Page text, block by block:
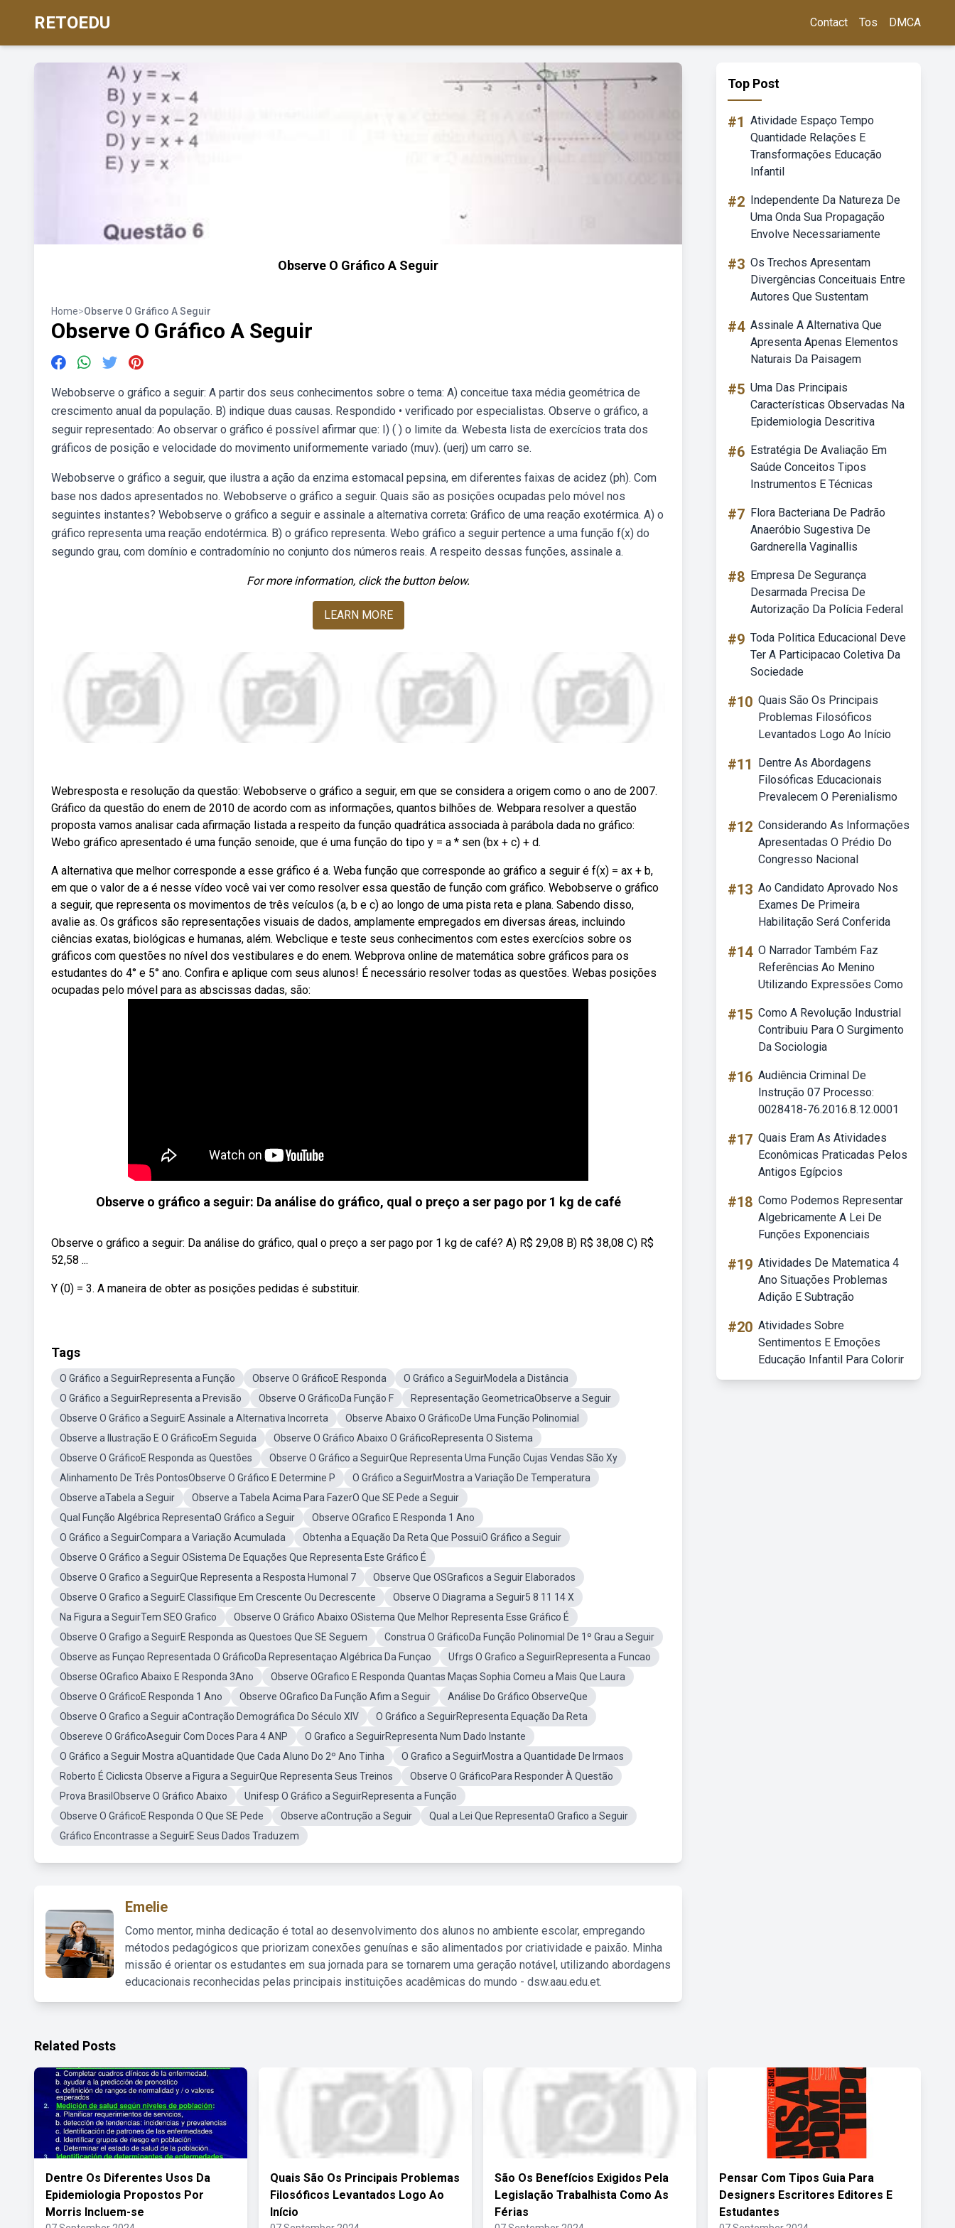
RETOEDU Contact Tos DMCA
Observe O Gráfico A Seguir
Home>Observe O Gráfico A Seguir
Observe O Gráfico A Seguir
Webobserve o gráfico a seguir: A partir dos seus conhecimentos sobre o tema: A) conceitue taxa média geométrica de
crescimento anual da população. B) indique duas causas. Respondido • verificado por especialistas. Observe o gráfico, a
seguir representado: Ao observar o gráfico é possível afirmar que: I) ( ) o limite da. Webesta lista de exercícios trata dos
gráficos de posição e velocidade do movimento uniformemente variado (muv). (uerj) um carro se.
Webobserve o gráfico a seguir, que ilustra a ação da enzima estomacal pepsina, em diferentes faixas de acidez (ph). Com
base nos dados apresentados no. Webobserve o gráfico a seguir. Quais são as posições ocupadas pelo móvel nos
seguintes instantes? Webobserve o gráfico a seguir e assinale a alternativa correta: Gráfico de uma reação exotérmica. A) o
gráfico representa uma reação endotérmica. B) o gráfico representa. Webo gráfico a seguir pertence a uma função f(x) do
segundo grau, com domínio e contradomínio no conjunto dos números reais. A respeito dessas funções, assinale a.
For more information, click the button below.
LEARN MORE
Webresposta e resolução da questão: Webobserve o gráfico a seguir, em que se considera a origem como o ano de 2007.
Gráfico da questão do enem de 2010 de acordo com as informações, quantos bilhões de. Webpara resolver a questão
proposta vamos analisar cada afirmação listada a respeito da função quadrática associada à parábola dada no gráfico:
Webo gráfico apresentado é uma função senoide, que é uma função do tipo y = a * sen (bx + c) + d.
A alternativa que melhor corresponde a esse gráfico é a. Weba função que corresponde ao gráfico a seguir é f(x) = ax + b,
em que o valor de a é nesse vídeo você vai ver como resolver essa questão de função com gráfico. Webobserve o gráfico
a seguir, que representa os movimentos de três veículos (a, b e c) ao longo de uma pista reta e plana. Sabendo disso,
avalie as. Os gráficos são representações visuais de dados, amplamente empregados em diversas áreas, incluindo
ciências exatas, biológicas e humanas, além. Webclique e teste seus conhecimentos com estes exercícios sobre os
gráficos com questões no nível dos vestibulares e do enem. Webprova online de matemática sobre gráficos para os
estudantes do 4° e 5° ano. Confira e aplique com seus alunos! É necessário resolver todas as questões. Webas posições
ocupadas pelo móvel para as abscissas dadas, são:
Observe o gráfico a seguir: Da análise do gráfico, qual o preço a ser pago por 1 kg de café
Observe o gráfico a seguir: Da análise do gráfico, qual o preço a ser pago por 1 kg de café? A) R$ 29,08 B) R$ 38,08 C) R$
52,58 ...
Y (0) = 3. A maneira de obter as posições pedidas é substituir.
Tags
O Gráfico a SeguirRepresenta a Função Observe O GráficoE Responda
O Gráfico a SeguirModela a Distância
O Gráfico a SeguirRepresenta a Previsão
Observe O GráficoDa Função F
Representação GeometricaObserve a Seguir
Observe O Gráfico a SeguirE Assinale a Alternativa Incorreta
Observe Abaixo O GráficoDe Uma Função Polinomial
Observe a Ilustração E O GráficoEm Seguida
Observe O Gráfico Abaixo O GráficoRepresenta O Sistema
Observe O GráficoE Responda as Questões
Observe O Gráfico a SeguirQue Representa Uma Função Cujas Vendas São Xy
Alinhamento De Três PontosObserve O Gráfico E Determine P
O Gráfico a SeguirMostra a Variação De Temperatura
Observe aTabela a Seguir
Observe a Tabela Acima Para FazerO Que SE Pede a Seguir
Qual Função Algébrica RepresentaO Gráfico a Seguir
Observe OGrafico E Responda 1 Ano
O Gráfico a SeguirCompara a Variação Acumulada
Obtenha a Equação Da Reta Que PossuiO Gráfico a Seguir
Observe O Gráfico a Seguir OSistema De Equações Que Representa Este Gráfico É
Observe O Grafico a SeguirQue Representa a Resposta Humonal 7
Observe Que OSGraficos a Seguir Elaborados
Observe O Grafico a SeguirE Classifique Em Crescente Ou Decrescente
Observe O Diagrama a Seguir5 8 11 14 X
Na Figura a SeguirTem SEO Grafico
Observe O Gráfico Abaixo OSistema Que Melhor Representa Esse Gráfico É
Observe O Grafigo a SeguirE Responda as Questoes Que SE Seguem
Construa O GráficoDa Função Polinomial De 1º Grau a Seguir
Observe as Funçao Representada O GráficoDa Representaçao Algébrica Da Funçao
Ufrgs O Grafico a SeguirRepresenta a Funcao
Obserse OGrafico Abaixo E Responda 3Ano
Observe OGrafico E Responda Quantas Maças Sophia Comeu a Mais Que Laura
Observe O GráficoE Responda 1 Ano
Observe OGrafico Da Função Afim a Seguir
Análise Do Gráfico ObserveQue
Observe O Grafico a Seguir aContração Demográfica Do Século XIV
O Gráfico a SeguirRepresenta Equação Da Reta
Obsereve O GráficoAseguir Com Doces Para 4 ANP
O Grafico a SeguirRepresenta Num Dado Instante
O Gráfico a Seguir Mostra aQuantidade Que Cada Aluno Do 2º Ano Tinha
O Grafico a SeguirMostra a Quantidade De Irmaos
Roberto É Ciclicsta Observe a Figura a SeguirQue Representa Seus Treinos
Observe O GráficoPara Responder À Questão
Prova BrasilObserve O Gráfico Abaixo
Unifesp O Gráfico a SeguirRepresenta a Função
Observe O GráficoE Responda O Que SE Pede
Observe aContrução a Seguir
Qual a Lei Que RepresentaO Grafico a Seguir
Gráfico Encontrasse a SeguirE Seus Dados Traduzem
Emelie
Como mentor, minha dedicação é total ao desenvolvimento dos alunos no ambiente escolar, empregando
métodos pedagógicos que priorizam conexões genuínas e são alimentados por criatividade e paixão. Minha
missão é orientar os estudantes em sua jornada para se tornarem uma geração notável, utilizando abordagens
educacionais reconhecidas pelas principais instituições acadêmicas do mundo - dsw.aau.edu.et.
Top Post
#1 Atividade Espaço Tempo
Quantidade Relações E
Transformações Educação
Infantil
#2 Independente Da Natureza De
Uma Onda Sua Propagação
Envolve Necessariamente
#3 Os Trechos Apresentam
Divergências Conceituais Entre
Autores Que Sustentam
#4 Assinale A Alternativa Que
Apresenta Apenas Elementos
Naturais Da Paisagem
#5 Uma Das Principais
Características Observadas Na
Epidemiologia Descritiva
#6 Estratégia De Avaliação Em
Saúde Conceitos Tipos
Instrumentos E Técnicas
#7 Flora Bacteriana De Padrão
Anaeróbio Sugestiva De
Gardnerella Vaginallis
#8 Empresa De Segurança
Desarmada Precisa De
Autorização Da Polícia Federal
#9 Toda Politica Educacional Deve
Ter A Participacao Coletiva Da
Sociedade
#10 Quais São Os Principais
Problemas Filosóficos
Levantados Logo Ao Início
#11
Dentre As Abordagens
Filosóficas Educacionais
Prevalecem O Perenialismo
#12 Considerando As Informações
Apresentadas O Prédio Do
Congresso Nacional
#13 Ao Candidato Aprovado Nos
Exames De Primeira
Habilitação Será Conferida
#14 O Narrador Também Faz
Referências Ao Menino
Utilizando Expressões Como
#15 Como A Revolução Industrial
Contribuiu Para O Surgimento
Da Sociologia
#16 Audiência Criminal De
Instrução 07 Processo:
0028418-76.2016.8.12.0001
#17 Quais Eram As Atividades
Econômicas Praticadas Pelos
Antigos Egípcios
#18 Como Podemos Representar
Algebricamente A Lei De
Funções Exponenciais
#19 Atividades De Matematica 4
Ano Situações Problemas
Adição E Subtração
#20 Atividades Sobre
Sentimentos E Emoções
Educação Infantil Para Colorir
Related Posts
Dentre Os Diferentes Usos Da
Epidemiologia Propostos Por
Morris Incluem-se
Quais São Os Principais Problemas
Filosóficos Levantados Logo Ao
Início
São Os Benefícios Exigidos Pela
Legislação Trabalhista Como As
Férias
Pensar Com Tipos Guia Para
Designers Escritores Editores E
Estudantes